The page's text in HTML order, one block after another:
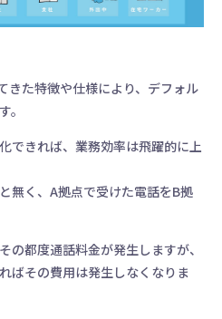
きた特徴や仕様により、デフォル
。
できれば、業務効率は飛躍的に上
無く、A拠点で受けた電話をB拠
の都度通話料金が発生しますが、
ばその費用は発生しなくなりま